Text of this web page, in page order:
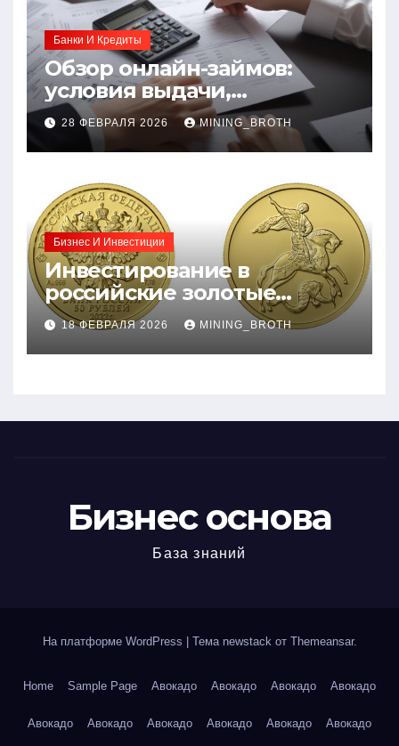
Банки И Кредиты
Обзор онлайн-займов:
условия выдачи,
процентные ставки и
требования к заемщикам
28 ФЕВРАЛЯ 2026 MINING_BROTH
Бизнес И Инвестиции
Инвестирование в
российские золотые
монеты: подробное
руководство
18 ФЕВРАЛЯ 2026 MINING_BROTH
Бизнес основа
База знаний
На платформе WordPress Тема newstack от Themeansar.
Home Sample Page Авокадо Авокадо Авокадо Авокадо
Авокадо Авокадо Авокадо Авокадо Авокадо Авокадо